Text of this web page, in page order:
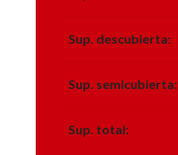
Sup. descubierta:
Sup. semicubierta:
Sup. total: